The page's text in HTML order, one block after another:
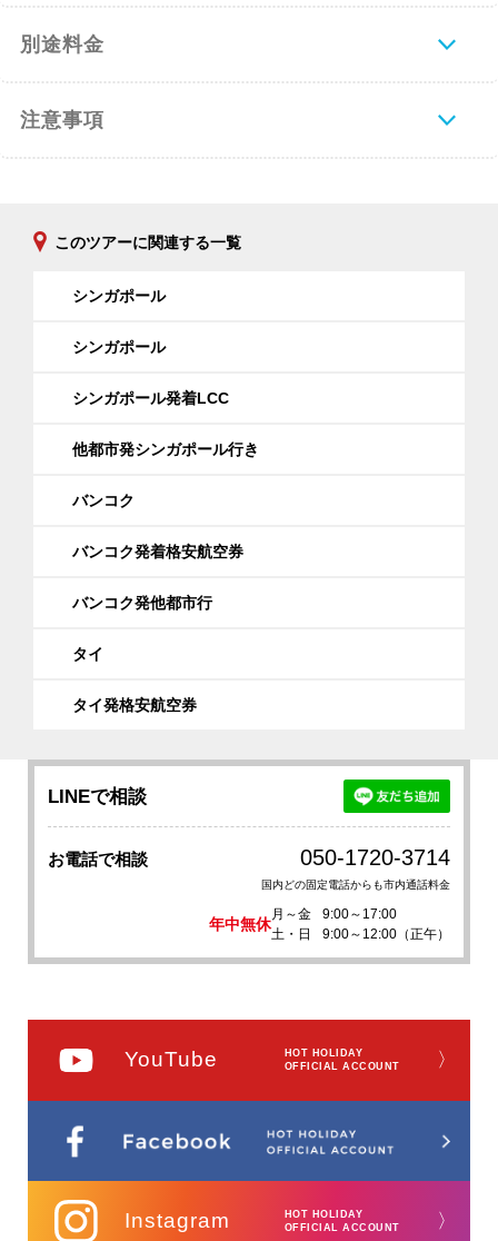
別途料金
注意事項
このツアーに関連する一覧
シンガポール
シンガポール
シンガポール発着LCC
他都市発シンガポール行き
バンコク
バンコク発着格安航空券
バンコク発他都市行
タイ
タイ発格安航空券
LINEで相談
お電話で相談 050-1720-3714
国内どの固定電話からも市内通話料金
年中無休
月～金
9:00～17:00
土・日
9:00～12:00（正午）
YouTube
HOT HOLIDAY
OFFICIAL ACCOUNT
〉
Instagram
HOT HOLIDAY
OFFICIAL ACCOUNT
〉